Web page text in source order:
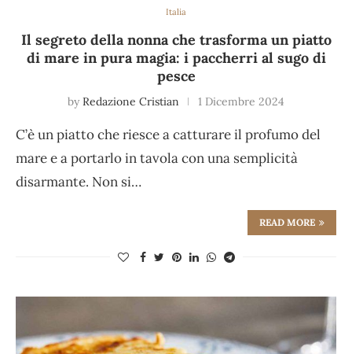
Italia
Il segreto della nonna che trasforma un piatto
di mare in pura magia: i paccherri al sugo di
pesce
by Redazione Cristian 1 Dicembre 2024
C’è un piatto che riesce a catturare il profumo del
mare e a portarlo in tavola con una semplicità
disarmante. Non si…
READ MORE